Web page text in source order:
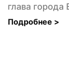
глава
Подробнее >